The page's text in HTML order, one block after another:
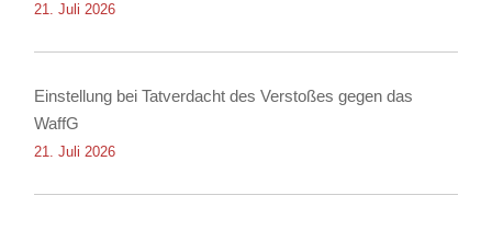
21. Juli 2026
Einstellung bei Tatverdacht des Verstoßes gegen das
WaffG
21. Juli 2026